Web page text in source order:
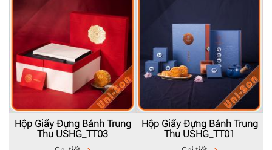
Hộp Giấy Đựng Bánh Trung
Thu USHG_TT03
Hộp Giấy Đựng Bánh Trung
Thu USHG_TT01